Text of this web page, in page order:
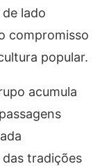
lado
compromisso
popular.
acumula
tradições